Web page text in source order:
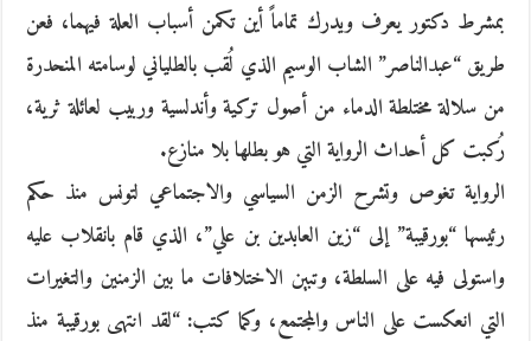
بمشرط دكتور يعرف ويدرك تماماً أين تكمن أسباب العلة فيهما، فعن
طريق “عبدالناصر” الشاب الوسيم الذي لُقب بالطلياني لوسامته المنحدرة
من سلالة مختلطة الدماء من أصول تركية وأندلسية وربيب لعائلة ثرية،
رُكبت كل أحداث الرواية التي هو بطلها بلا منازع.
الرواية تغوص وتشرح الزمن السياسي والاجتماعي لتونس منذ حكم
رئيسها “بورقيبة” إلى “زين العابدين بن علي”، الذي قام بانقلاب عليه
واستولى فيه على السلطة، وتبين الاختلافات ما بين الزمنين والتغيرات
التي انعكست على الناس والمجتمع، وكما كتب: “لقد انتهى بورقيبة منذ